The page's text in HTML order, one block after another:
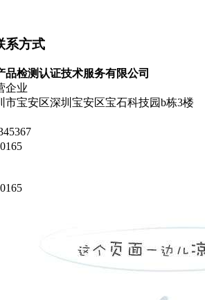
系方式
品检测认证技术服务有限公司
企业
市宝安区深圳宝安区宝石科技园b栋3楼